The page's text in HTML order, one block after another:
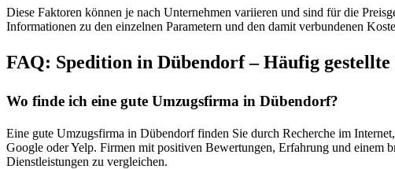
Diese Faktoren können je nach Unternehmen variieren und sind für die
Informationen zu den einzelnen Parametern und den damit verbundenen
FAQ: Spedition in Dübendorf – Häufig
Wo finde ich eine gute Umzugsfirma in Dübendorf?
Eine gute Umzugsfirma in Dübendorf finden Sie durch Recherche im
Google oder Yelp. Firmen mit positiven Bewertungen, Erfahrung und einem
Dienstleistungen zu vergleichen.